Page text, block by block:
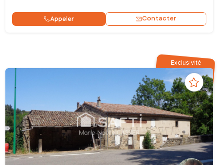
Appeler Contacter
Exclusivité